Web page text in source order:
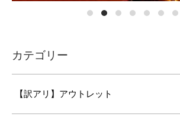
カテゴリー
【訳アリ】アウトレット